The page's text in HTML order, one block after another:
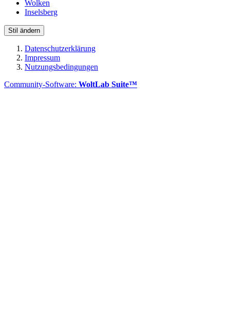
Wolken
Inselsberg
Stil ändern
Datenschutzerklärung
Impressum
Nutzungsbedingungen
Community-Software: WoltLab Suite™